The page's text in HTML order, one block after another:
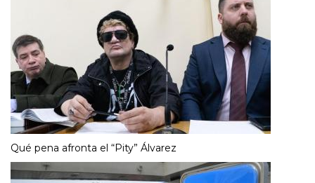
Qué pena afronta el “Pity” Álvarez